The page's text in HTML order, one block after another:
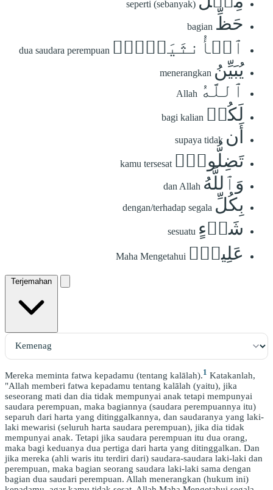
seperti (sebanyak)
حَظِّ bagian
ٱلۡأُنثَيَيۡنِۗ dua saudara perempuan
يُبَيِّنُ menerangkan
ٱللَّهُ Allah
لَكُمۡ bagi kalian
أَن supaya tidak
تَضِلُّواْۗ kamu tersesat
وَٱللَّهُ dan Allah
بِكُلِّ dengan/terhadap segala
شَيۡءٍ sesuatu
عَلِيمُۢ Maha Mengetahui
Terjemahan
Mereka meminta fatwa kepadamu (tentang kalālah).1 Katakanlah,
"Allah memberi fatwa kepadamu tentang kalālah (yaitu), jika
seseorang mati dan dia tidak mempunyai anak tetapi mempunyai
saudara perempuan, maka bagiannya (saudara perempuannya itu)
separuh dari harta yang ditinggalkannya, dan saudaranya yang laki-
laki mewarisi (seluruh harta saudara perempuan), jika dia tidak
mempunyai anak. Tetapi jika saudara perempuan itu dua orang,
maka bagi keduanya dua pertiga dari harta yang ditinggalkan. Dan
jika mereka (ahli waris itu terdiri dari) saudara-saudara laki-laki dan
perempuan, maka bagian seorang saudara laki-laki sama dengan
bagian dua saudari perempuan. Allah menerangkan (hukum ini)